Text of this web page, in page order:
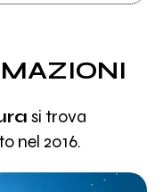
si trova
nel 2016.